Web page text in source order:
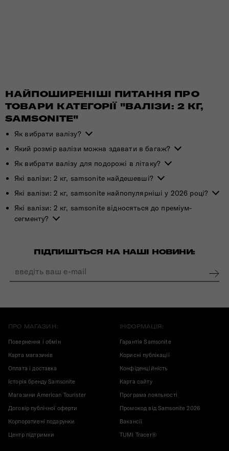
НАЙПОШИРЕНІШІ ПИТАННЯ ПРО
ТОВАРИ КАТЕГОРІЇ "ВАЛІЗИ: 2 КГ,
SAMSONITE"
Як вибрати валізу?
Який розмір валізи можна здавати в багаж?
Як вибрати валізу для подорожі в літаку?
Які валізи: 2 кг, samsonite найдешевші?
Які валізи: 2 кг, samsonite найпопулярніші у 2026 році?
Які валізи: 2 кг, samsonite відносяться до преміум-
сегменту?
ПІДПИШІТЬСЯ НА НАШІ НОВИНИ:
ПРО МАГАЗИН:
Повернення і обмін
Карта магазинів
Оплата і доставка
Історія бренду Samsonite
Магазини American Tourister
Договір публічної оферти
Корпоративні подарунки
Центр підтримки
ІНФОРМАЦІЯ:
Гарантія Samsonite
Корисні публікації
Конфіденційність
Карта сайту
Програма лояльності
Промокод від Samsonite 2026
Вакансії
TUMI Tracer®